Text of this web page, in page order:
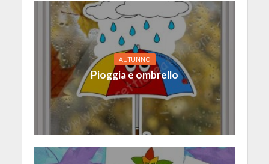
AUTUNNO
Pioggia e ombrello